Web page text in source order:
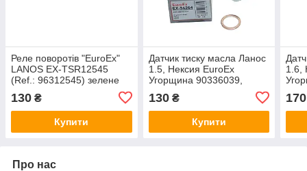
Реле поворотів "EuroEx"
LANOS EX-TSR12545
(Ref.: 96312545) зелене
130 ₴
Купити
Датчик тиску масла Ланос
1.5, Нексия EuroEx
Угорщина 90336039,
130₴
Купити
1.6,
170
Про нас